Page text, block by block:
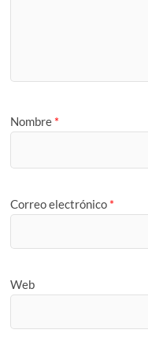
Nombre *
Correo electrónico *
Web